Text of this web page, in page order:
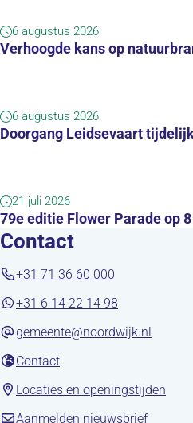
Verhoogde kans op
6 augustus 2026
Doorgang Leidsevaart
6 augustus 2026
79e editie Flower Parade op
21 juli 2026
Contact
+31 71 36 60 000
+31 6 14 22 14 98
gemeente@noordwijk.nl
Contact(opent in nieuw tabblad)
Locaties en openingstijden
Aanmelden nieuwsbrief(opent